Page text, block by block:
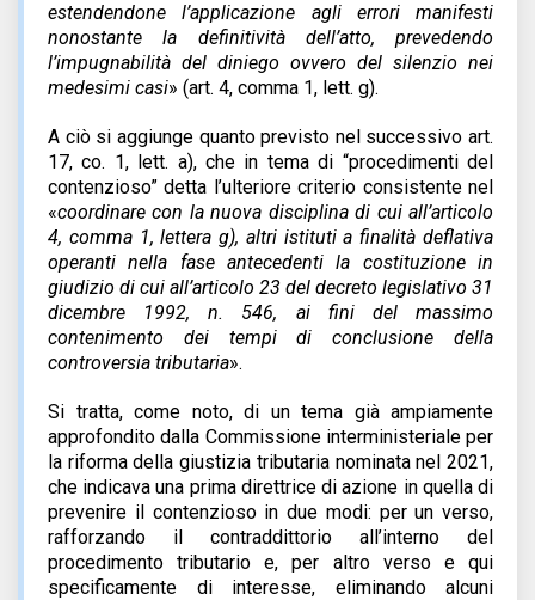
estendendone l’applicazione agli errori manifesti
nonostante la definitività dell’atto, prevedendo
l’impugnabilità del diniego ovvero del silenzio nei
medesimi casi» (art. 4, comma 1, lett. g).
A ciò si aggiunge quanto previsto nel successivo art.
17, co. 1, lett. a), che in tema di “procedimenti del
contenzioso” detta l’ulteriore criterio consistente nel
«coordinare con la nuova disciplina di cui all’articolo
4, comma 1, lettera g), altri istituti a finalità deflativa
operanti nella fase antecedenti la costituzione in
giudizio di cui all’articolo 23 del decreto legislativo 31
dicembre 1992, n. 546, ai fini del massimo
contenimento dei tempi di conclusione della
controversia tributaria».
Si tratta, come noto, di un tema già ampiamente
approfondito dalla Commissione interministeriale per
la riforma della giustizia tributaria nominata nel 2021,
che indicava una prima direttrice di azione in quella di
prevenire il contenzioso in due modi: per un verso,
rafforzando il contraddittorio all’interno del
procedimento tributario e, per altro verso e qui
specificamente di interesse, eliminando alcuni